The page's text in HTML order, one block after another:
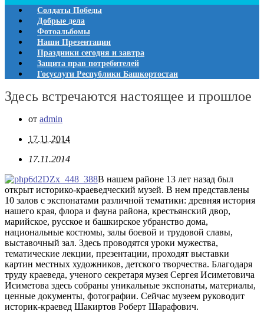
Солдаты Победы
Добрые дела
Фотоальбомы
Наши Презентации
Праздники сегодня и завтра
Защита прав потребителей
Госуслуги Республики Башкортостан
Здесь встречаются настоящее и прошлое
от admin
17.11.2014
17.11.2014
В нашем районе 13 лет назад был
открыт историко-краеведческий музей. В нем представлены
10 залов с экспонатами различной тематики: древняя история
нашего края, флора и фауна района, крестьянский двор,
марийское, русское и башкирское убранство дома,
национальные костюмы, залы боевой и трудовой славы,
выставочный зал. Здесь проводятся уроки мужества,
тематические лекции, презентации, проходят выставки
картин местных художников, детского творчества. Благодаря
труду краеведа, ученого секретаря музея Сергея Исиметовича
Исиметова здесь собраны уникальные экспонаты, материалы,
ценные документы, фотографии. Сейчас музеем руководит
историк-краевед Шакиртов Роберт Шарафович.